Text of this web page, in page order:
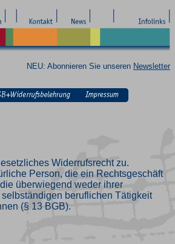
NEU: Abonnieren Sie unseren Newsletter
Widerrufsrecht zu.
Person, die ein Rechtsgeschäft
überwiegend weder ihrer
beruflichen Tätigkeit
(§ 13 BGB).